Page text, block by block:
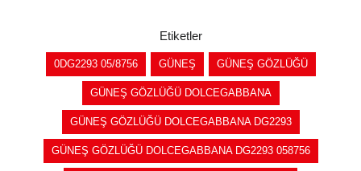
Etiketler
0DG2293 05/8756 GÜNEŞ GÜNEŞ GÖZLÜĞÜ
GÜNEŞ GÖZLÜĞÜ DOLCEGABBANA
GÜNEŞ GÖZLÜĞÜ DOLCEGABBANA DG2293
GÜNEŞ GÖZLÜĞÜ DOLCEGABBANA DG2293 058756